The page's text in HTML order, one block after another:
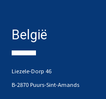
België
Liezele-Dorp 46
B-2870 Puurs-Sint-Amands